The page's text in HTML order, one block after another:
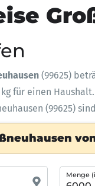
(99625)
für einen
(99625)
Menge